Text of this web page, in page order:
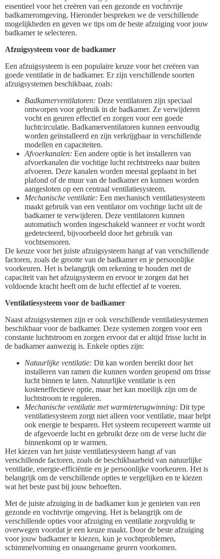
essentieel voor het creëren van een gezonde en vochtvrije
badkameromgeving. Hieronder bespreken we de verschillende
mogelijkheden en geven we tips om de beste afzuiging voor jouw
badkamer te selecteren.
Afzuigsysteem voor de badkamer
Een afzuigsysteem is een populaire keuze voor het creëren van
goede ventilatie in de badkamer. Er zijn verschillende soorten
afzuigsystemen beschikbaar, zoals:
Badkamerventilatoren: Deze ventilatoren zijn speciaal
ontworpen voor gebruik in de badkamer. Ze verwijderen
vocht en geuren effectief en zorgen voor een goede
luchtcirculatie. Badkamerventilatoren kunnen eenvoudig
worden geïnstalleerd en zijn verkrijgbaar in verschillende
modellen en capaciteiten.
Afvoerkanalen: Een andere optie is het installeren van
afvoerkanalen die vochtige lucht rechtstreeks naar buiten
afvoeren. Deze kanalen worden meestal geplaatst in het
plafond of de muur van de badkamer en kunnen worden
aangesloten op een centraal ventilatiesysteem.
Mechanische ventilatie: Een mechanisch ventilatiesysteem
maakt gebruik van een ventilator om vochtige lucht uit de
badkamer te verwijderen. Deze ventilatoren kunnen
automatisch worden ingeschakeld wanneer er vocht wordt
gedetecteerd, bijvoorbeeld door het gebruik van
vochtsensoren.
De keuze voor het juiste afzuigsysteem hangt af van verschillende
factoren, zoals de grootte van de badkamer en je persoonlijke
voorkeuren. Het is belangrijk om rekening te houden met de
capaciteit van het afzuigsysteem en ervoor te zorgen dat het
voldoende kracht heeft om de lucht effectief af te voeren.
Ventilatiesysteem voor de badkamer
Naast afzuigsystemen zijn er ook verschillende ventilatiesystemen
beschikbaar voor de badkamer. Deze systemen zorgen voor een
constante luchtstroom en zorgen ervoor dat er altijd frisse lucht in
de badkamer aanwezig is. Enkele opties zijn:
Natuurlijke ventilatie: Dit kan worden bereikt door het
installeren van ramen die kunnen worden geopend om frisse
lucht binnen te laten. Natuurlijke ventilatie is een
kosteneffectieve optie, maar het kan moeilijk zijn om de
luchtstroom te reguleren.
Mechanische ventilatie met warmteterugwinning: Dit type
ventilatiesysteem zorgt niet alleen voor ventilatie, maar helpt
ook energie te besparen. Het systeem recupereert warmte uit
de afgevoerde lucht en gebruikt deze om de verse lucht die
binnenkomt op te warmen.
Het kiezen van het juiste ventilatiesysteem hangt af van
verschillende factoren, zoals de beschikbaarheid van natuurlijke
ventilatie, energie-efficiëntie en je persoonlijke voorkeuren. Het is
belangrijk om de verschillende opties te vergelijken en te kiezen
wat het beste past bij jouw behoeften.
Met de juiste afzuiging in de badkamer kun je genieten van een
gezonde en vochtvrije omgeving. Het is belangrijk om de
verschillende opties voor afzuiging en ventilatie zorgvuldig te
overwegen voordat je een keuze maakt. Door de beste afzuiging
voor jouw badkamer te kiezen, kun je vochtproblemen,
schimmelvorming en onaangename geuren voorkomen.